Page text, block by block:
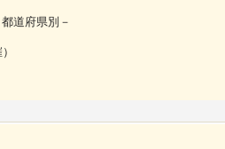
道府県別－